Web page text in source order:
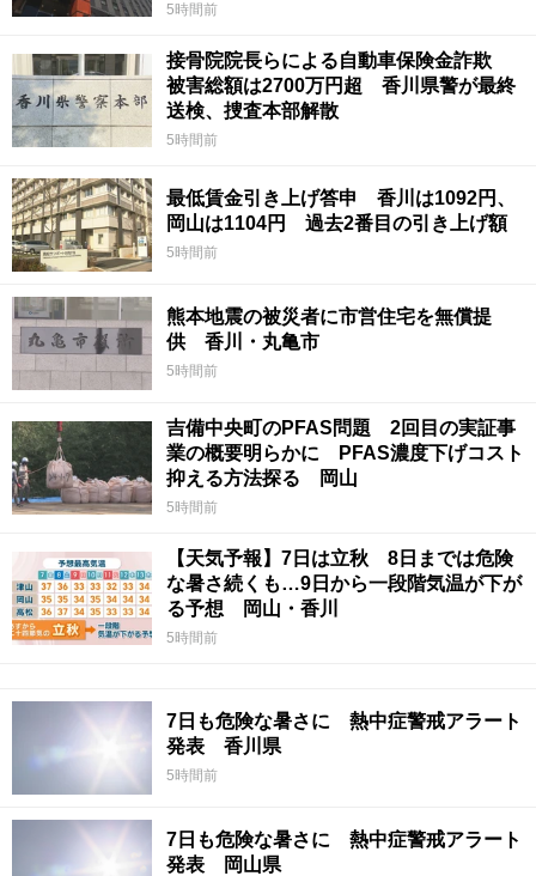
5時間前
接骨院院長らによる自動車保険金詐欺
被害総額は2700万円超 香川県警が最終
送検、捜査本部解散
5時間前
最低賃金引き上げ答申 香川は1092円、
岡山は1104円 過去2番目の引き上げ額
5時間前
熊本地震の被災者に市営住宅を無償提
供 香川・丸亀市
5時間前
吉備中央町のPFAS問題 2回目の実証事
業の概要明らかに PFAS濃度下げコスト
抑える方法探る 岡山
5時間前
【天気予報】7日は立秋 8日までは危険
な暑さ続くも…9日から一段階気温が下が
る予想 岡山・香川
5時間前
7日も危険な暑さに 熱中症警戒アラート
発表 香川県
5時間前
7日も危険な暑さに 熱中症警戒アラート
発表 岡山県